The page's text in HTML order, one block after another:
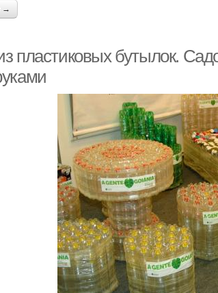
→
пластиковых бутылок.